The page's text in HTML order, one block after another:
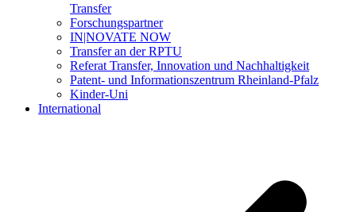
Transfer
Forschungspartner
IN|NOVATE NOW
Transfer an der RPTU
Referat Transfer, Innovation und Nachhaltigkeit
Patent- und Informationszentrum Rheinland-Pfalz
Kinder-Uni
International